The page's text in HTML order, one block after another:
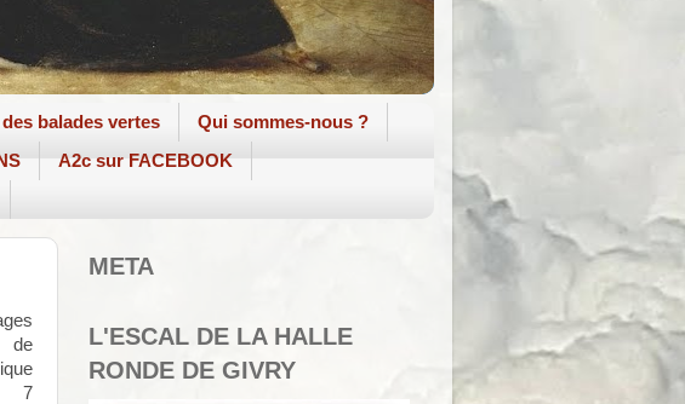
balades vertes
Qui sommes-nous ?
A2c sur FACEBOOK
de
7
META
L'ESCAL DE LA HALLE
RONDE DE GIVRY